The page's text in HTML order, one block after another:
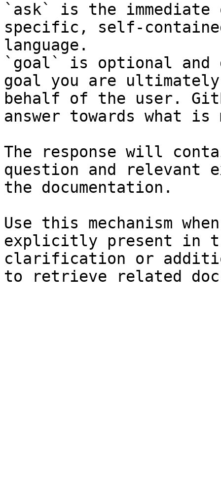
`ask` is the
specific, self-
language.
`goal` is optional and
goal you are
behalf of the user.
answer towards what
The response will
question and relevant
the documentation.
Use this mechanism
explicitly present in
clarification or